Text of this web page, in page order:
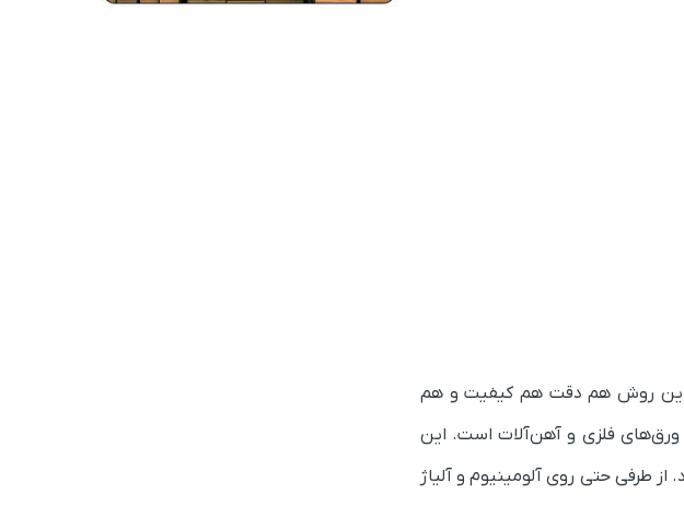
این روش هم دقت هم کیفیت و هم
ورق‌های فلزی و آهن‌آلات است. این
از طرفی حتی روی آلومینیوم و آلیاژ